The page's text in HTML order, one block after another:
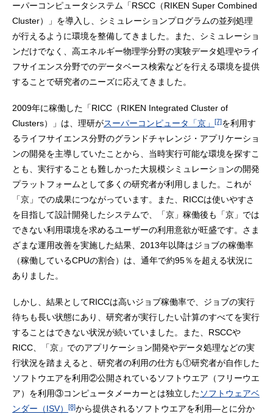
ーパーコンピュータシステム「RSCC（RIKEN Super Combined
Cluster）」を導入し、シミュレーションプログラムの並列処理
が行えるように環境を整備してきました。また、シミュレーショ
ンだけでなく、高エネルギー物理学分野の実験データ処理やライ
フサイエンス分野でのデータベース検索などを行える環境を提供
することで研究者のニーズに応えてきました。
2009年に稼働した「RICC（RIKEN Integrated Cluster of
Clusters）」は、理研がスーパーコンピュータ「京」 [7]を利用す
るライフサイエンス分野のグランドチャレンジ・アプリケーショ
ンの開発を主導していたことから、当時実行可能な環境を探すこ
とも、実行することも難しかった大規模シミュレーションの開発
プラットフォームとして多くの研究者が利用しました。これが
「京」での成果につながっています。また、RICCは使いやすさ
を目指して設計開発したシステムで、「京」稼働後も「京」では
できない利用環境を求めるユーザーの利用意欲が旺盛です。さま
ざまな運用改善を実施した結果、2013年以降はジョブの稼働率
（稼働しているCPUの割合）は、通年で約95％を超える状況に
ありました。
しかし、結果としてRICCは高いジョブ稼働率で、ジョブの実行
待ちも長い状態にあり、研究者が実行したい計算のすべてを実行
することはできない状況が続いていました。また、RSCCや
RICC、「京」でのアプリケーション開発やデータ処理などの実
行状況を踏まえると、研究者の利用の仕方も①研究者が自作した
ソフトウエアを利用②公開されているソフトウエア（フリーウエ
ア）を利用③コンピュータメーカーとは独立したソフトウェアベ
ンダー（ISV）
[8]から提供されるソフトウエアを利用―とに分か